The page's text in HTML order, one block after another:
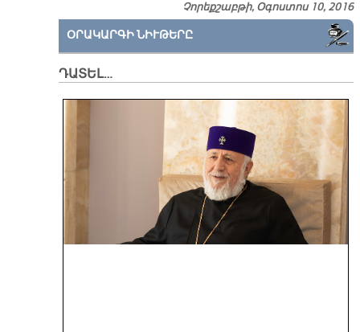
Չորեքշաբթի, Օգոստոս 10, 2016
ՕՐԱԿԱՐԳԻ ՆԻՒԹԵՐԸ
ԴԱՏԵԼ…